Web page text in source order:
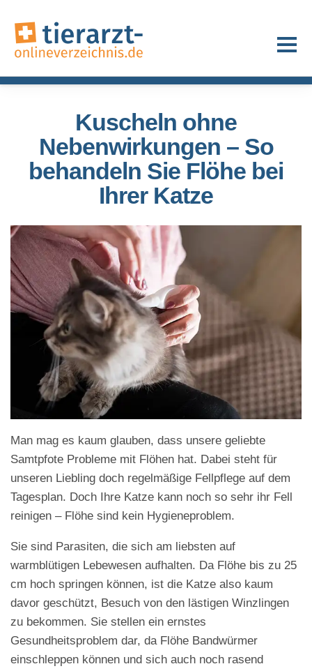
Kuscheln ohne
Nebenwirkungen – So
behandeln Sie Flöhe bei
Ihrer Katze
Man mag es kaum glauben, dass unsere geliebte
Samtpfote Probleme mit Flöhen hat. Dabei steht für
unseren Liebling doch regelmäßige Fellpflege auf dem
Tagesplan. Doch Ihre Katze kann noch so sehr ihr Fell
reinigen – Flöhe sind kein Hygieneproblem.
Sie sind Parasiten, die sich am liebsten auf
warmblütigen Lebewesen aufhalten. Da Flöhe bis zu 25
cm hoch springen können, ist die Katze also kaum
davor geschützt, Besuch von den lästigen Winzlingen
zu bekommen. Sie stellen ein ernstes
Gesundheitsproblem dar, da Flöhe Bandwürmer
einschleppen können und sich auch noch rasend